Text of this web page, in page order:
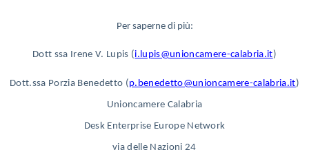
Per saperne di più:
Dott ssa Irene V. Lupis (i.lupis@unioncamere-calabria.it)
Dott.ssa Porzia Benedetto (p.benedetto@unioncamere-calabria.it)
Unioncamere Calabria
Desk Enterprise Europe Network
via delle Nazioni 24